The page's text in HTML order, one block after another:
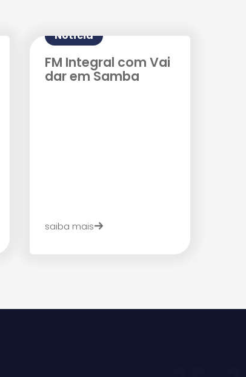
Notícia
FM Integral com Vai
dar em Samba
saiba mais